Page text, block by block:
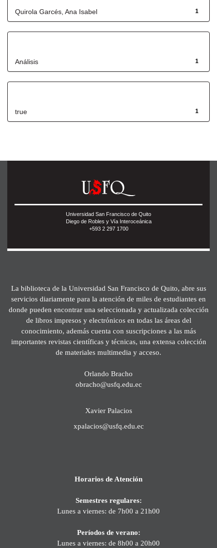
1
Quirola Garcés, Ana Isabel
1
Análisis
1
true
Universidad San Francisco de Quito
Diego de Robles y Vía Interoceánica
+593 2 297 1700
La biblioteca de la Universidad San Francisco de Quito, abre sus
servicios diariamente para la atención de miles de estudiantes en
donde pueden encontrar una seleccionada y actualizada colección
de libros impresos y electrónicos en todas las áreas del
conocimiento, además cuenta con suscripciones a las más
importantes revistas científicas y técnicas, una extensa colección
de materiales multimedia y acceso.
Orlando Bracho
obracho@usfq.edu.ec
Xavier Palacios
xpalacios@usfq.edu.ec
Horarios de Atención
Semestres regulares:
Lunes a viernes: de 7h00 a 21h00
Períodos de verano:
Lunes a viernes: de 8h00 a 20h00